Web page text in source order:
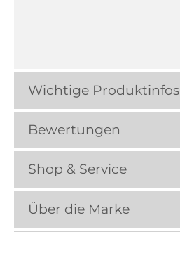
Wichtige Produktinfos
Bewertungen
Shop & Service
Über die Marke